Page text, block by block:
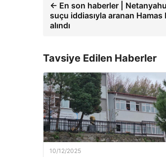
← En son haberler |
suçu iddiasıyla aranan
alındı
Tavsiye Edilen Haberler
10/12/2025